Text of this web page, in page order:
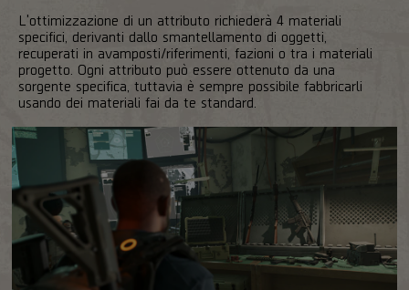
L'ottimizzazione di un attributo richiederà 4 materiali
specifici, derivanti dallo smantellamento di oggetti,
recuperati in avamposti/riferimenti, fazioni o tra i materiali
progetto. Ogni attributo può essere ottenuto da una
sorgente specifica, tuttavia è sempre possibile fabbricarli
usando dei materiali fai da te standard.